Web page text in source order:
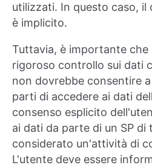
utilizzati. In questo caso, il
è implicito.
Tuttavia, è importante che
rigoroso controllo sui dati
non dovrebbe consentire
parti di accedere ai dati
consenso esplicito
ai dati da parte di un SP di
considerato un'attività di
L'utente deve essere